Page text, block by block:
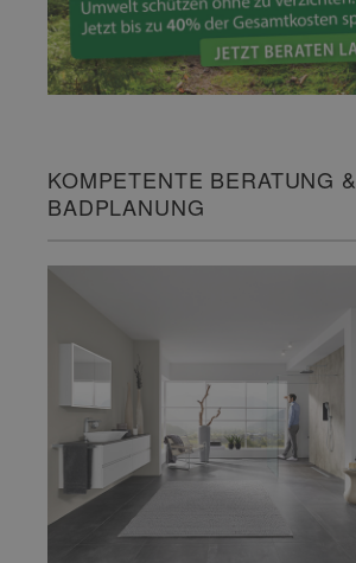
KOMPETENTE BERATUNG &
BADPLANUNG